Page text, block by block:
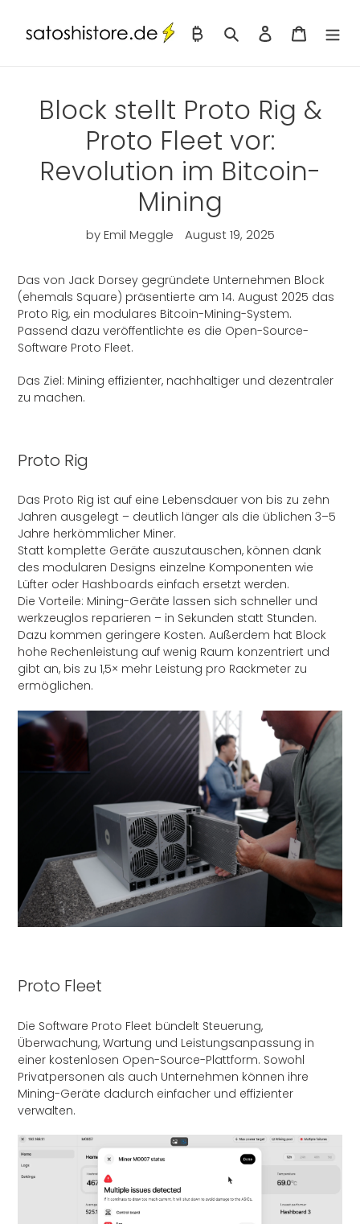
content
Toggle Fiat/Bitcoin
Search Log in Cart
Block stellt Proto Rig &
Proto Fleet vor:
Revolution im Bitcoin-
Mining
by Emil Meggle August 19, 2025
Das von Jack Dorsey gegründete Unternehmen Block
(ehemals Square) präsentierte am 14. August 2025 das
Proto Rig, ein modulares Bitcoin-Mining-System.
Passend dazu veröffentlichte es die Open-Source-
Software Proto Fleet.
Das Ziel: Mining effizienter, nachhaltiger und dezentraler
zu machen.
Proto Rig
Das Proto Rig ist auf eine Lebensdauer von bis zu zehn
Jahren ausgelegt – deutlich länger als die üblichen 3–5
Jahre herkömmlicher Miner.
Statt komplette Geräte auszutauschen, können dank
des modularen Designs einzelne Komponenten wie
Lüfter oder Hashboards einfach ersetzt werden.
Die Vorteile: Mining-Geräte lassen sich schneller und
werkzeuglos reparieren – in Sekunden statt Stunden.
Dazu kommen geringere Kosten. Außerdem hat Block
hohe Rechenleistung auf wenig Raum konzentriert und
gibt an, bis zu 1,5× mehr Leistung pro Rackmeter zu
ermöglichen.
Proto Fleet
Die Software Proto Fleet bündelt Steuerung,
Überwachung, Wartung und Leistungsanpassung in
einer kostenlosen Open-Source-Plattform. Sowohl
Privatpersonen als auch Unternehmen können ihre
Mining-Geräte dadurch einfacher und effizienter
verwalten.